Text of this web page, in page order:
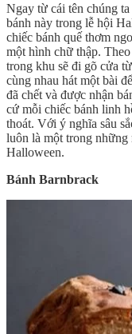
Ngay từ cái tên chúng
bánh này trong lễ hội
chiếc bánh quế thơm
một hình chữ thập.
trong khu sẽ đi gõ cửa
cùng nhau hát một bài
đã chết và được nhận
cứ mỗi chiếc bánh linh
thoát. Với ý nghĩa sâu
luôn là một trong
Halloween.
Bánh Barnbrack